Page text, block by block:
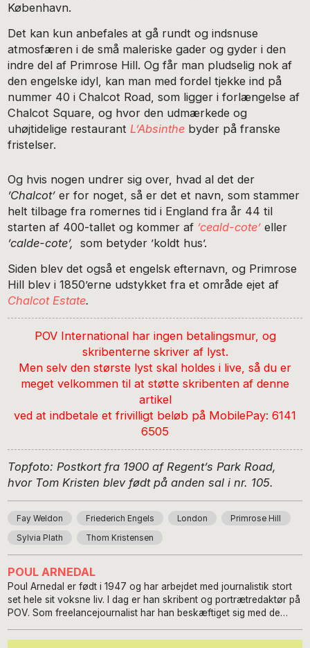
København.
Det kan kun anbefales at gå rundt og indsnuse
atmosfæren i de små maleriske gader og gyder i den
indre del af Primrose Hill. Og får man pludselig nok af
den engelske idyl, kan man med fordel tjekke ind på
nummer 40 i Chalcot Road, som ligger i forlængelse af
Chalcot Square, og hvor den udmærkede og
uhøjtidelige restaurant L’Absinthe byder på franske
fristelser.
Og hvis nogen undrer sig over, hvad al det der
’Chalcot’er for noget, så er det et navn, som stammer
helt tilbage fra romernes tid i England fra år 44 til
starten af 400-tallet og kommer af ’ceald-cote’ eller
’calde-cote’,som betyder ’koldt hus’.
Siden blev det også et engelsk efternavn, og Primrose
Hill blev i 1850’erne udstykket fra et område ejet af
Chalcot Estate.
POV International har ingen betalingsmur, og
skribenterne skriver af lyst.
Men selv den største lyst skal holdes i live, så du er
meget velkommen til at støtte skribenten af denne
artikel
ved at indbetale et frivilligt beløb på MobilePay: 6141
6505
Topfoto: Postkort fra 1900 af Regent’s Park Road,
hvor Tom Kristen blev født på anden sal i nr. 105.
Fay Weldon Friederich Engels London Primrose Hill
Sylvia Plath Thom Kristensen
POUL ARNEDAL
Poul Arnedal er født i 1947 og har arbejdet med journalistik stort
set hele sit voksne liv. I dag er han skribent og portrætredaktør på
POV. Som freelancejournalist har han beskæftiget sig med de
som skrivende journalist, tv-tilrettelægger og forfatter. Han har